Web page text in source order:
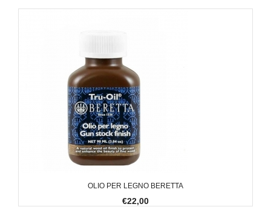
OLIO PER LEGNO BERETTA
€22,00